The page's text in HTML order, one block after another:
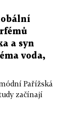
a syn
voda,
Pařížská
začínají